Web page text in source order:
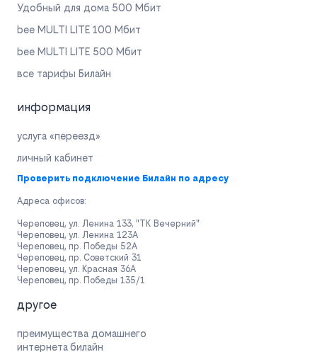
Удобный для дома 500 Мбит
bee MULTI LITE 100 Мбит
bee MULTI LITE 500 Мбит
все тарифы Билайн
информация
услуга «переезд»
личный кабинет
Проверить подключение Билайн по адресу
Адреса офисов:
Череповец, ул. Ленина 133, "ТК Вечерний"
Череповец, ул. Ленина 123А
Череповец, пр. Победы 52А
Череповец, пр. Советский 31
Череповец, ул. Красная 36А
Череповец, пр. Победы 135/1
другое
преимущества домашнего
интернета билайн